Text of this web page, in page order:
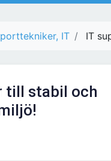
IT IT
till stabil och